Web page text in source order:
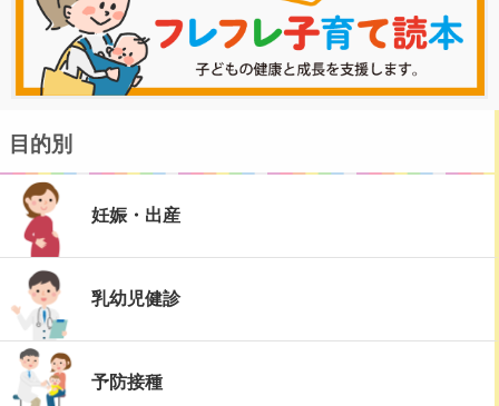
目的別
妊娠・出産
乳幼児健診
予防接種